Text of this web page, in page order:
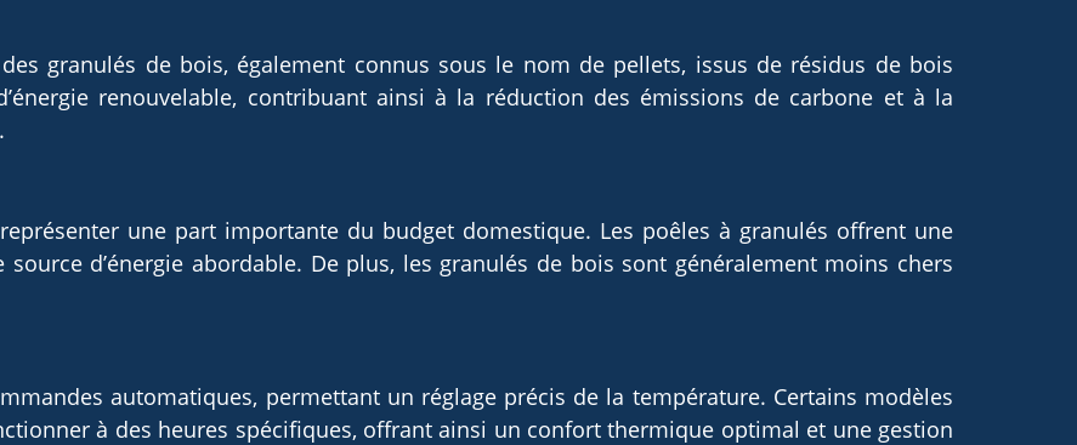
granulés de bois, également connus sous le nom de pellets, issus de résidus de bois
renouvelable, contribuant ainsi à la réduction des émissions de carbone et à la
une part importante du budget domestique. Les poêles à granulés offrent une
d’énergie abordable. De plus, les granulés de bois sont généralement moins chers
automatiques, permettant un réglage précis de la température. Certains modèles
à des heures spécifiques, offrant ainsi un confort thermique optimal et une gestion